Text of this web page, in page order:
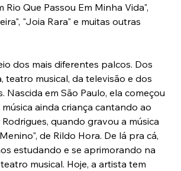
Rio Que Passou Em Minha Vida",
"Joia Rara" e muitas outras
dos mais diferentes palcos. Dos
teatro musical, da televisão e dos
Nascida em São Paulo, ela começou
ainda criança cantando ao
quando gravou a música
de Rildo Hora. De lá pra cá,
estudando e se aprimorando na
musical. Hoje, a artista tem